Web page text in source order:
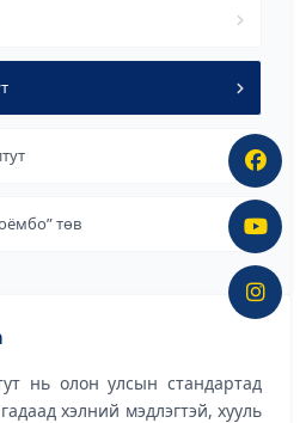
төв
нь олон улсын стандартад
хэлний мэдлэгтэй, хууль